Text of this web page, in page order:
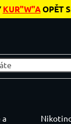
KUR"W"AOPĚT
a